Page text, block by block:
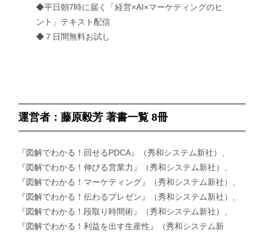
◆平日朝7時に届く「経営×AI×マーケティングのヒ
ント」テキスト配信
◆７日間無料お試し
運営者：藤原毅芳 著書一覧 8冊
『図解でわかる！回せるPDCA』（秀和システム新社）、
『図解でわかる！伸びる営業力』（秀和システム新社）、
『図解でわかる！マーケティング』（秀和システム新社）、
『図解でわかる！伝わるプレゼン』（秀和システム新社）、
『図解でわかる！段取り時間術』（秀和システム新社）、
『図解でわかる！利益を出す生産性』（秀和システム新